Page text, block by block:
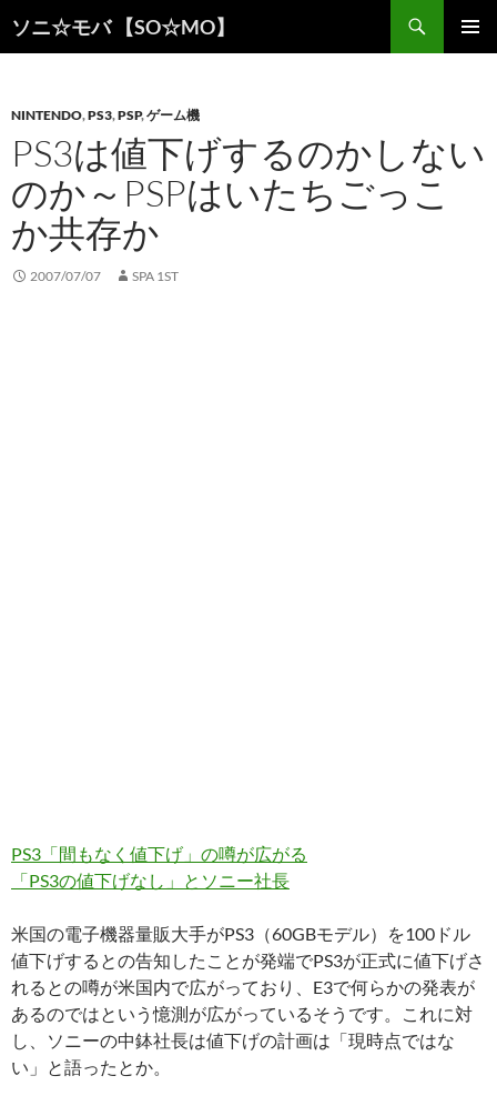
ソニ☆モバ 【SO☆MO】
索
ン
ツ
へ
ス
キ
ッ
プ
NINTENDO,PS3,PSP,ゲーム機
PS3は値下げするのかしない
のか～PSPはいたちごっこ
か共存か
2007/07/07 SPA 1ST
PS3「間もなく値下げ」の噂が広がる
「PS3の値下げなし」とソニー社長
米国の電子機器量販大手がPS3（60GBモデル）を100ドル
値下げするとの告知したことが発端でPS3が正式に値下げさ
れるとの噂が米国内で広がっており、E3で何らかの発表が
あるのではという憶測が広がっているそうです。これに対
し、ソニーの中鉢社長は値下げの計画は「現時点ではな
い」と語ったとか。